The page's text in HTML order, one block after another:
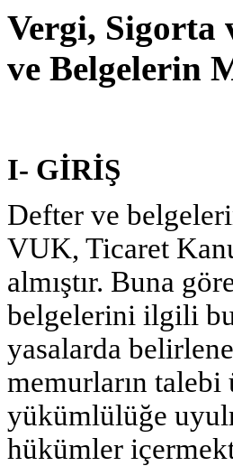
Vergi, Sigorta
ve Belgelerin
I- GİRİŞ
Defter ve
VUK, Ticaret
almıştır. Buna
belgelerini ilgili
yasalarda
memurların
yükümlülüğe
hükümler